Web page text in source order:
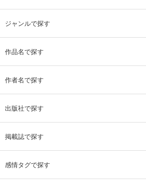
ジャンルで探す
作品名で探す
作者名で探す
出版社で探す
掲載誌で探す
感情タグで探す